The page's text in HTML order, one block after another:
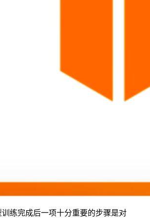
训练完成后一项十分重要的步骤是对